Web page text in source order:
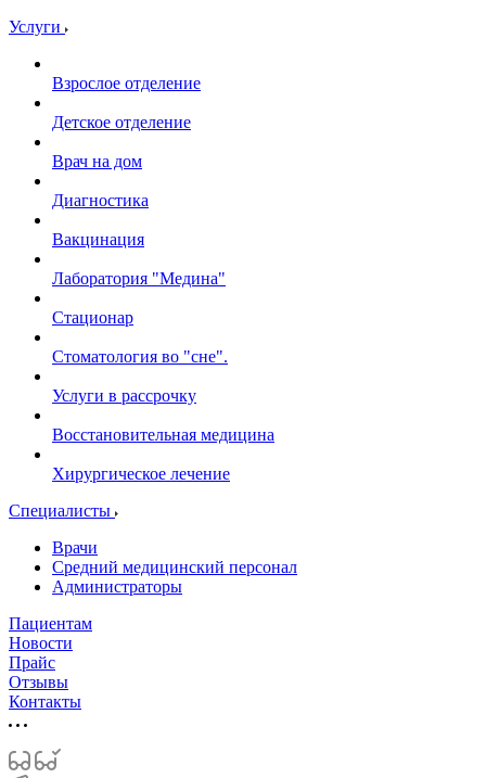
Услуги
Взрослое отделение
Детское отделение
Врач на дом
Диагностика
Вакцинация
Лаборатория "Медина"
Стационар
Стоматология во "сне".
Услуги в рассрочку
Восстановительная медицина
Хирургическое лечение
Специалисты
Врачи
Средний медицинский персонал
Администраторы
Пациентам
Новости
Прайс
Отзывы
Контакты